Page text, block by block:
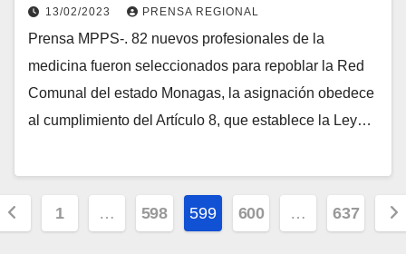
13/02/2023 PRENSA REGIONAL
Prensa MPPS-. 82 nuevos profesionales de la
medicina fueron seleccionados para repoblar la Red
Comunal del estado Monagas, la asignación obedece
al cumplimiento del Artículo 8, que establece la Ley…
1 … 598 599 600 … 637